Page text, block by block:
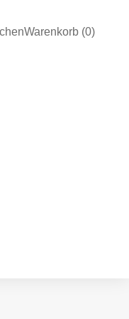
öffnen
öffnen
Warenkorb öffnen
Warenkorb (0)